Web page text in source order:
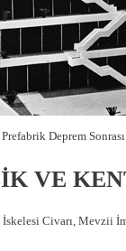
Deprem
VE
Civarı, Mevzii